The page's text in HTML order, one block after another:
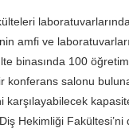
amfi ve
binasında 100
salonu
Hekimliği Fakültesi’ni